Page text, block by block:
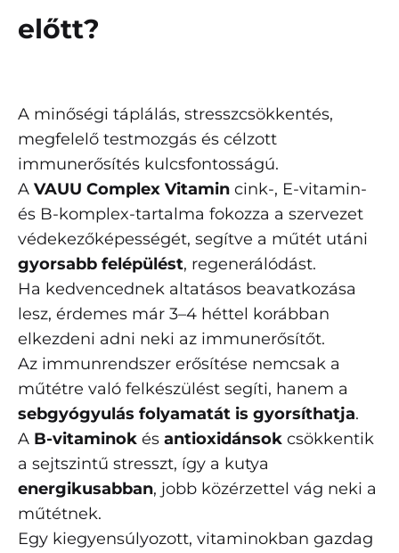
előtt?
A minőségi táplálás, stresszcsökkentés,
megfelelő testmozgás és célzott
immunerősítés kulcsfontosságú.
A VAUU Complex Vitamin cink-, E-vitamin-
és B-komplex-tartalma fokozza a szervezet
védekezőképességét, segítve a műtét utáni
gyorsabb felépülést, regenerálódást.
Ha kedvencednek altatásos beavatkozása
lesz, érdemes már 3–4 héttel korábban
elkezdeni adni neki az immunerősítőt.
Az immunrendszer erősítése nemcsak a
műtétre való felkészülést segíti, hanem a
sebgyógyulás folyamatát is gyorsíthatja.
A B-vitaminok és antioxidánsok csökkentik
a sejtszintű stresszt, így a kutya
energikusabban, jobb közérzettel vág neki a
műtétnek.
Egy kiegyensúlyozott, vitaminokban gazdag